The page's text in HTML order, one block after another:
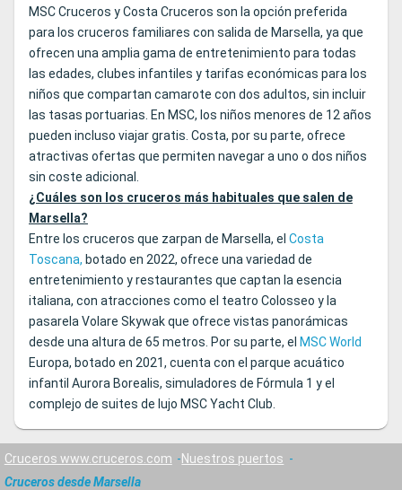
MSC Cruceros y Costa Cruceros son la opción preferida
para los cruceros familiares con salida de Marsella, ya que
ofrecen una amplia gama de entretenimiento para todas
las edades, clubes infantiles y tarifas económicas para los
niños que compartan camarote con dos adultos, sin incluir
las tasas portuarias. En MSC, los niños menores de 12 años
pueden incluso viajar gratis. Costa, por su parte, ofrece
atractivas ofertas que permiten navegar a uno o dos niños
sin coste adicional.
¿Cuáles son los cruceros más habituales que salen de
Marsella?
Entre los cruceros que zarpan de Marsella, el Costa
Toscana, botado en 2022, ofrece una variedad de
entretenimiento y restaurantes que captan la esencia
italiana, con atracciones como el teatro Colosseo y la
pasarela Volare Skywak que ofrece vistas panorámicas
desde una altura de 65 metros. Por su parte, el MSC World
Europa, botado en 2021, cuenta con el parque acuático
infantil Aurora Borealis, simuladores de Fórmula 1 y el
complejo de suites de lujo MSC Yacht Club.
Cruceros www.cruceros.com
Nuestros puertos
Cruceros desde Marsella